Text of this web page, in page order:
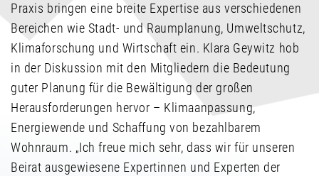
Praxis bringen eine breite Expertise aus verschiedenen
Bereichen wie Stadt- und Raumplanung, Umweltschutz,
Klimaforschung und Wirtschaft ein. Klara Geywitz hob
in der Diskussion mit den Mitgliedern die Bedeutung
guter Planung für die Bewältigung der großen
Herausforderungen hervor – Klimaanpassung,
Energiewende und Schaffung von bezahlbarem
Wohnraum. „Ich freue mich sehr, dass wir für unseren
Beirat ausgewiesene Expertinnen und Experten der